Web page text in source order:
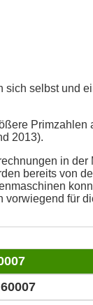
selbst und
Primzahlen
2013).
in der
bereits von
für